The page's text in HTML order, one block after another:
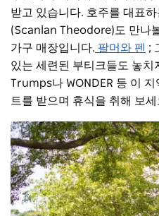
받고 있습니다. 호주를 대표
(Scanlan Theodore)도 만나
가구 매장입니다. 팔머와 펜
;
있는 세련된 부티크들도 놓치
Trumps나 WONDER 등 이
트를 받으며 휴식을 취해 보세